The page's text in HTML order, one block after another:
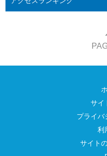
サイ
プライバ
利
サイト